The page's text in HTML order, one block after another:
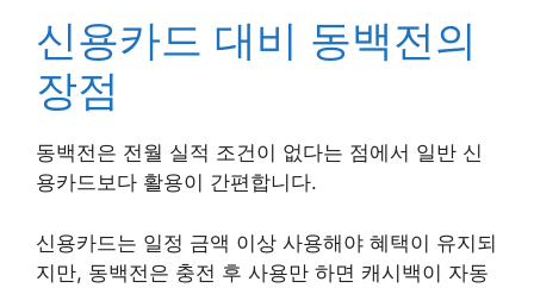
신용카드 대비 동백전의
장점
동백전은 전월 실적 조건이 없다는 점에서 일반 신
용카드보다 활용이 간편합니다.
신용카드는 일정 금액 이상 사용해야 혜택이 유지되
지만, 동백전은 충전 후 사용만 하면 캐시백이 자동